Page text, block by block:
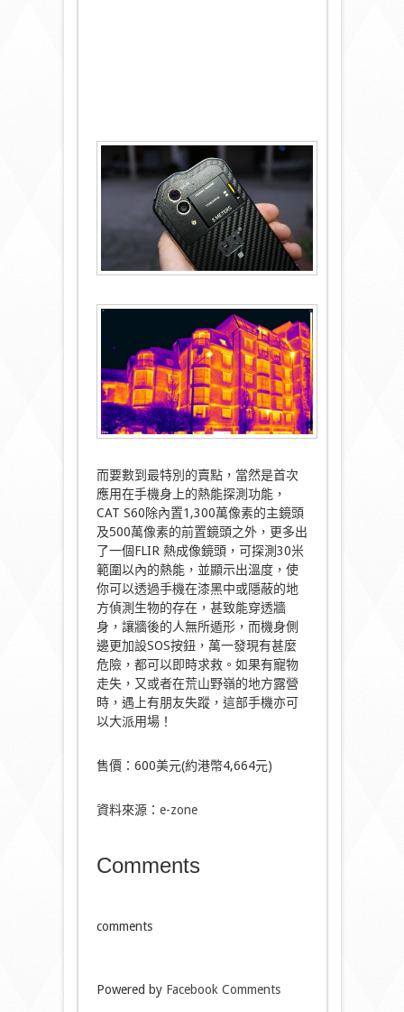
而要數到最特別的賣點，當然是首次
應用在手機身上的熱能探測功能，
CAT S60除內置1,300萬像素的主鏡頭
及500萬像素的前置鏡頭之外，更多出
了一個FLIR 熱成像鏡頭，可探測30米
範圍以內的熱能，並顯示出溫度，使
你可以透過手機在漆黑中或隱蔽的地
方偵測生物的存在，甚致能穿透牆
身，讓牆後的人無所遁形，而機身側
邊更加設SOS按鈕，萬一發現有甚麼
危險，都可以即時求救。如果有寵物
走失，又或者在荒山野嶺的地方露營
時，遇上有朋友失蹤，這部手機亦可
以大派用場！
售價：600美元(約港幣4,664元)
資料來源： e-zone
Comments
comments
Powered by Facebook Comments